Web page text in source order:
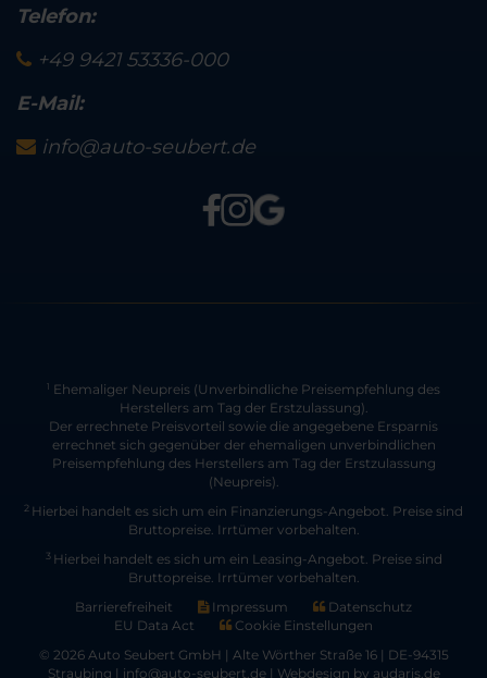
Telefon:
+49 9421 53336-000
E-Mail:
info@auto-seubert.de
1
Ehemaliger Neupreis (Unverbindliche Preisempfehlung des
Herstellers am Tag der Erstzulassung).
Der errechnete Preisvorteil sowie die angegebene Ersparnis
errechnet sich gegenüber der ehemaligen unverbindlichen
Preisempfehlung des Herstellers am Tag der Erstzulassung
(Neupreis).
2 Hierbei handelt es sich um ein Finanzierungs-Angebot. Preise sind
Bruttopreise. Irrtümer vorbehalten.
3 Hierbei handelt es sich um ein Leasing-Angebot. Preise sind
Bruttopreise. Irrtümer vorbehalten.
Barrierefreiheit
Impressum
Datenschutz
EU Data Act
Cookie Einstellungen
© 2026 Auto Seubert GmbH | Alte Wörther Straße 16 | DE-94315
Straubing | info@auto-seubert.de | Webdesign by audaris.de